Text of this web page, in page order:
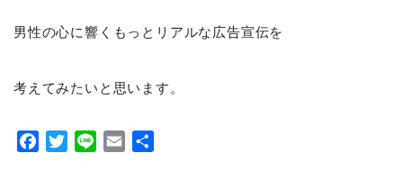
男性の心に響くもっとリアルな広告宣伝を
考えてみたいと思います。
Facebook
TwitterLine Email